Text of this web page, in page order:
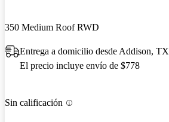
350 Medium Roof RWD
Entrega a domicilio desde Addison, TX
El precio incluye envío de $778
Sin calificación